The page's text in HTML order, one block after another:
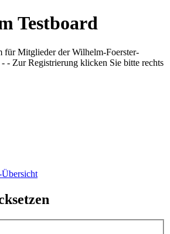
Testboard
für Mitglieder der Wilhelm-Foerster-
- Zur Registrierung klicken Sie bitte rechts